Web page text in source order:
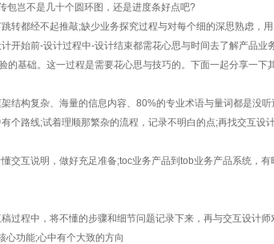
岂不是几十个圆环图，还是进度条好点吧?
都经不起推敲;缺少业务探究过程与对每个细的深思熟虑，
始前-设计过程中-设计结束都需花心思与时间去了解产品业
基础。这一过程是需要花心思与技巧的。下面一起分享一下
构复杂、海量的信息内容、80%的专业术语与量词都是没
个路线;试着理顺那繁杂的流程，记录不明白的点;再找交互
互说明，做好充足准备;toc业务产品到tob业务产品系统，
程中，将不懂的步骤和细节问题记录下来，再与交互设计师
功能;心中有个大致的方向